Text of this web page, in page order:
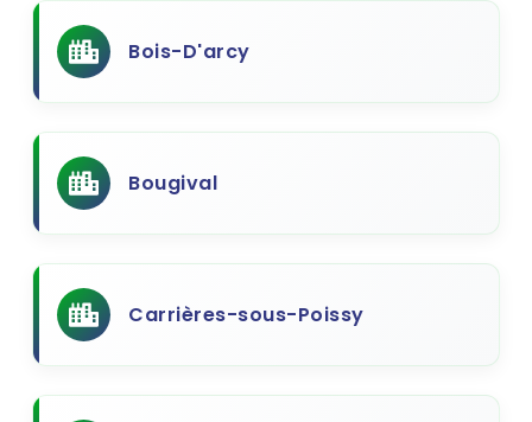
Bois-D'arcy
Bougival
Carrières-sous-Poissy